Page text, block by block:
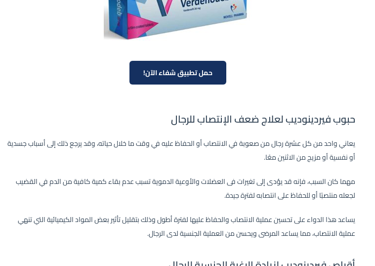
حمل تطبيق شفاء الآن!
حبوب فيردينوديب لعلاج ضعف الإنتصاب للرجال
يعاني واحد من كل عشرة رجال من صعوبة في الانتصاب أو الحفاظ عليه في وقت ما خلال حياته، وقد يرجع ذلك إلى أسباب جسدية
أو نفسية أو مزيج من الاثنين معًا.
مهما كان السبب، فإنه قد يؤدى إلى تغيرات فى العضلات والأوعية الدموية تسبب عدم بقاء كمية كافية من الدم في القضيب
لجعله منتصبًا أو للحفاظ على انتصابه لفترة جيدة.
يساعد هذا الدواء على تحسين عملية الانتصاب والحفاظ عليها لفترة أطول وذلك بتقليل تأثير بعض المواد الكيميائية التي تنهي
عملية الانتصاب، مما يساعد المرضى ويحسن من العملية الجنسية لدى الرجال.